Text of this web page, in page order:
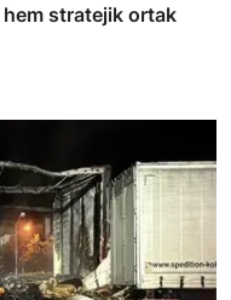
stratejik ortak